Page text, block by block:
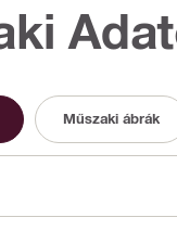
Műszaki ábrák